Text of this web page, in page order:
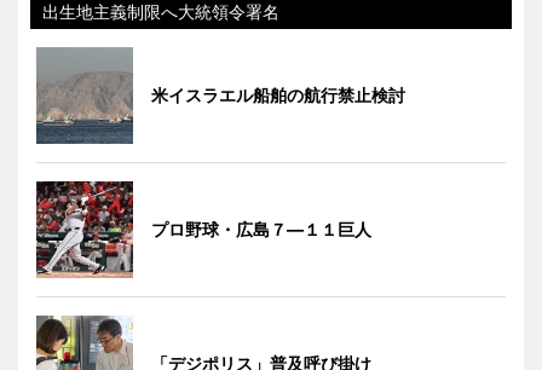
出生地主義制限へ大統領令署名
米イスラエル船舶の航行禁止検討
プロ野球・広島７―１１巨人
「デジポリス」普及呼び掛け